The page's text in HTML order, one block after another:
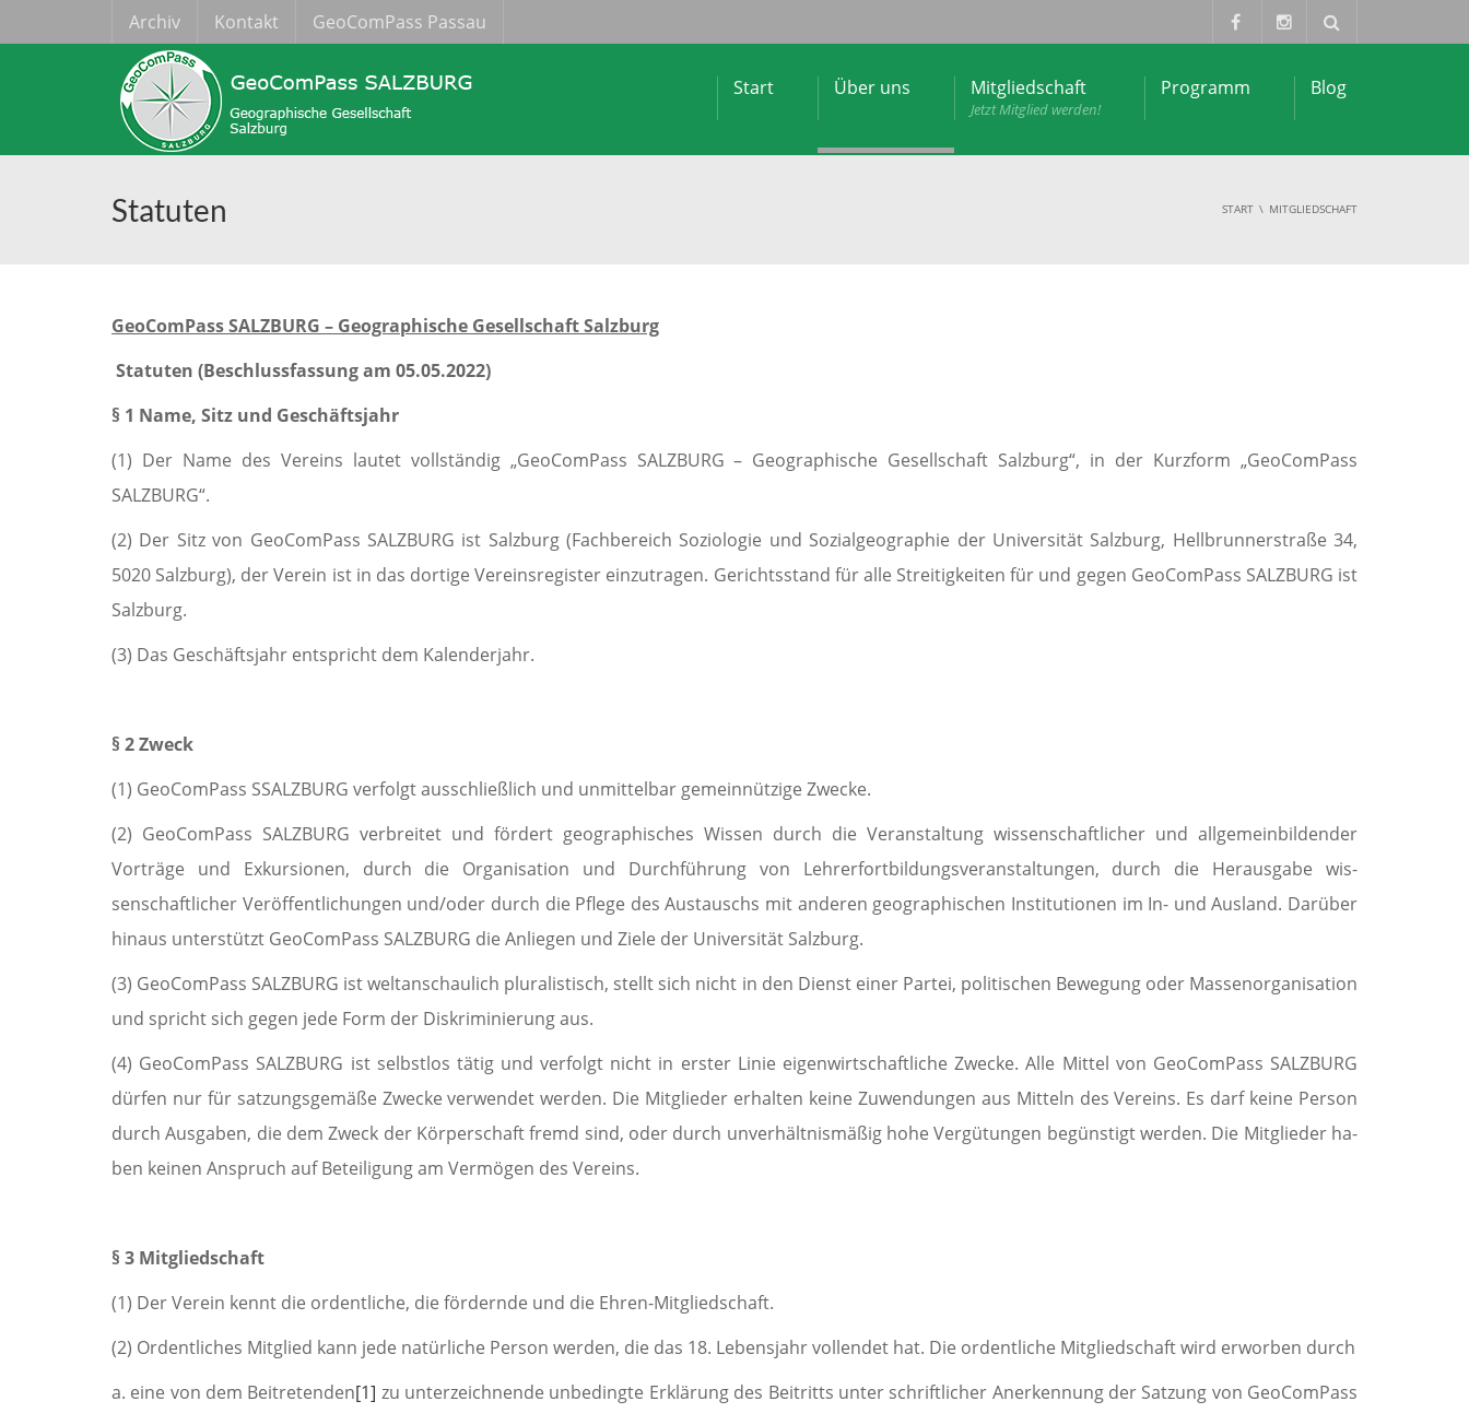
Archiv Kontakt GeoComPass Passau
Start Über uns Mitgliedschaft
Jetzt Mitglied werden!
Programm Blog
Statuten START MITGLIEDSCHAFT
GeoComPass SALZBURG – Geographische Gesellschaft Salzburg
Statuten (Beschlussfassung am 05.05.2022)
§ 1 Name, Sitz und Geschäftsjahr
(1) Der Name des Vereins lautet vollständig „GeoComPass SALZBURG – Geographische Gesellschaft Salzburg“, in der Kurzform „GeoComPass
SALZBURG“.
(2) Der Sitz von GeoComPass SALZBURG ist Salzburg (Fachbereich Soziologie und Sozialgeographie der Universität Salzburg, Hellbrunnerstraße 34,
5020 Salzburg), der Verein ist in das dortige Ver­eins­register einzutragen. Gerichtsstand für alle Streitigkeiten für und gegen GeoComPass SALZBURG ist
Salzburg.
(3) Das Geschäftsjahr entspricht dem Kalenderjahr.
§ 2 Zweck
(1) GeoComPass SSALZBURG verfolgt ausschließlich und unmittelbar gemeinnützige Zwecke.
(2) GeoComPass SALZBURG verbreitet und fördert geographisches Wissen durch die Ver­an­stal­tung wissenschaftlicher und allgemeinbildender
Vorträge und Exkursionen, durch die Orga­ni­sation und Durchführung von Lehrerfortbildungs­ver­anstal­tun­gen, durch die Heraus­ga­be wis­
senschaftlicher Veröffentlichungen und/oder durch die Pflege des Aus­tauschs mit anderen geographischen Institutionen im In- und Ausland. Darüber
hinaus unterstützt GeoComPass SALZBURG die Anliegen und Ziele der Universität Salzburg.
(3) GeoComPass SALZBURG ist weltanschaulich pluralistisch, stellt sich nicht in den Dienst einer Partei, politischen Bewegung oder Massen­orga­ni­sation
und spricht sich gegen jede Form der Diskriminierung aus.
(4) GeoComPass SALZBURG ist selbstlos tätig und verfolgt nicht in erster Linie eigen­wirt­schaftliche Zwecke. Alle Mittel von GeoComPass SALZBURG
dürfen nur für sat­zungsgemäße Zwecke verwendet werden. Die Mitglieder erhalten keine Zuwendun­gen aus Mitteln des Vereins. Es darf keine Person
durch Aus­gaben, die dem Zweck der Körperschaft fremd sind, oder durch un­ver­hältnismäßig hohe Vergütungen begün­stigt werden. Die Mitglieder ha­
ben keinen Anspruch auf Beteiligung am Ver­mögen des Vereins.
§ 3 Mitgliedschaft
(1) Der Verein kennt die ordentliche, die fördernde und die Ehren-Mit­glied­schaft.
(2) Ordentliches Mitglied kann jede natürliche Person werden, die das 18. Le­bensjahr vollendet hat. Die ordentliche Mitgliedschaft wird erworben durch
a. eine von dem Beitretenden[1] zu unterzeichnende unbedingte Er­klä­rung des Beitritts unter schriftlicher Anerkennung der Satzung von GeoComPass